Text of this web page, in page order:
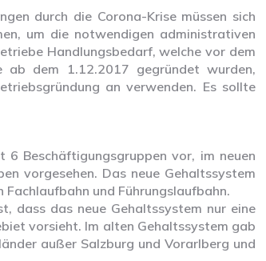
durch die Corona-Krise müssen sich
um die notwendigen administrativen
Handlungsbedarf, welche vor dem
ab dem 1.12.2017 gegründet wurden,
an verwenden. Es sollte
Beschäftigungsgruppen vor, im neuen
vorgesehen. Das neue Gehaltssystem
und Führungslaufbahn.
dass das neue Gehaltssystem nur eine
vorsieht. Im alten Gehaltssystem gab
außer Salzburg und Vorarlberg und